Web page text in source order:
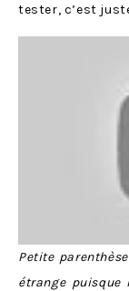
tester, c’est
Petite
étrange